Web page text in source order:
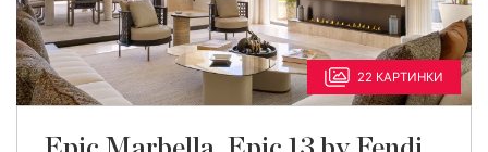
22 КАРТИНКИ